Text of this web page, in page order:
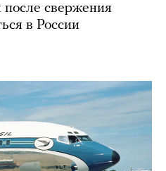
свержения
в России